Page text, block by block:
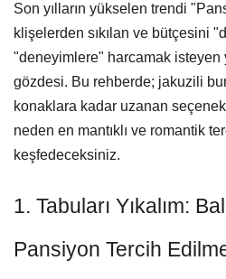
Son yılların yükselen trendi
klişelerden sıkılan ve bütçesini
"deneyimlere" harcamak isteyen
gözdesi. Bu rehberde; jakuzili
konaklara kadar uzanan
neden en mantıklı ve romantik
keşfedeceksiniz.
1. Tabuları Yıkalım:
Pansiyon Tercih